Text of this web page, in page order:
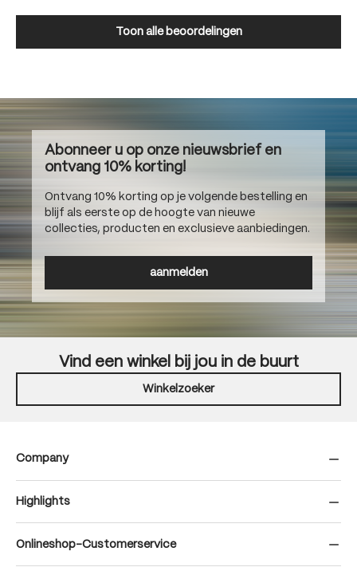
Toon alle beoordelingen
Abonneer u op onze nieuwsbrief en
ontvang 10% korting!
Ontvang 10% korting op je volgende bestelling en
blijf als eerste op de hoogte van nieuwe
collecties, producten en exclusieve aanbiedingen.
aanmelden
Vind een winkel bij jou in de buurt
Winkelzoeker
Company
Highlights
Onlineshop-Customerservice